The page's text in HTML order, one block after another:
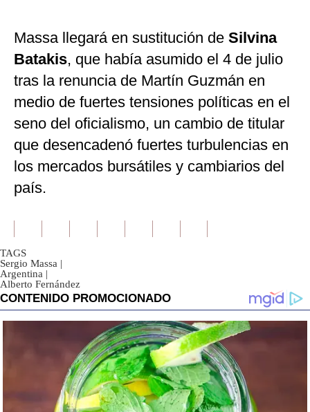
Massa llegará en sustitución de Silvina
Batakis, que había asumido el 4 de julio
tras la renuncia de Martín Guzmán en
medio de fuertes tensiones políticas en el
seno del oficialismo, un cambio de titular
que desencadenó fuertes turbulencias en
los mercados bursátiles y cambiarios del
país.
TAGS
Sergio Massa |
Argentina |
Alberto Fernández